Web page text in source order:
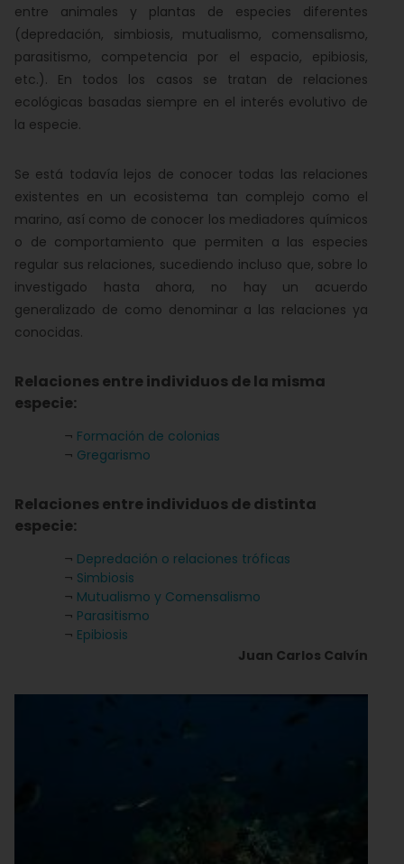
entre animales y plantas de especies diferentes
(depredación, simbiosis, mutualismo, comensalismo,
parasitismo, competencia por el espacio, epibiosis,
etc.). En todos los casos se tratan de relaciones
ecológicas basadas siempre en el interés evolutivo de
la especie.
Se está todavía lejos de conocer todas las relaciones
existentes en un ecosistema tan complejo como el
marino, así como de conocer los mediadores químicos
o de comportamiento que permiten a las especies
regular sus relaciones, sucediendo incluso que, sobre lo
investigado hasta ahora, no hay un acuerdo
generalizado de como denominar a las relaciones ya
conocidas.
Relaciones entre individuos de la misma
especie:
¬ Formación de colonias
¬ Gregarismo
Relaciones entre individuos de distinta
especie:
¬ Depredación o relaciones tróficas
¬ Simbiosis
¬ Mutualismo y Comensalismo
¬ Parasitismo
¬ Epibiosis
Juan Carlos Calvín